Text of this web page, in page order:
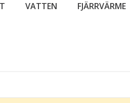
VATTEN FJÄRRVÄRME